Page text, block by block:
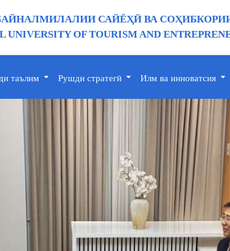
САЙЁҲӢ ВА
UNIVERSITY OF TOURISM AND
таълим Рушди стратегӣ Илм ва инноватсия